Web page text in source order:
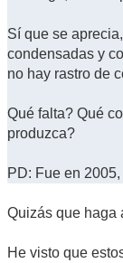
Sí que se
condensadas y
no hay rastro de
Qué falta? Qué
produzca?
PD: Fue en
Quizás que haga
He visto que